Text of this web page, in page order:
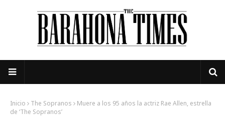
Inicio The Sopranos
Muere a los 95 años la actriz Rae Allen, estrella
de ‘The Sopranos’